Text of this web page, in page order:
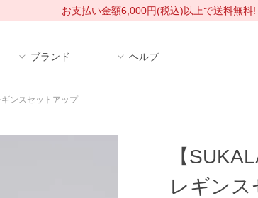
お支払い金額6,000円(税込)以上で送料無料!
ブランド ヘルプ
ンスセットアップ
【
レギン